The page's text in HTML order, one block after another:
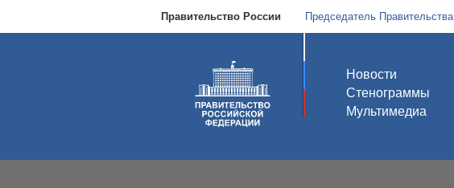
Правительство России Председатель Правительства
Новости
Стенограммы
Мультимедиа